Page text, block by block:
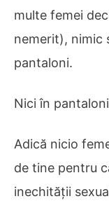
multe femei
nemerit), nimic
pantaloni.
Nici în
Adică nicio
de tine pentru
inechității